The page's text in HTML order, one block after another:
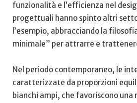
funzionalità e l’efficienza nel
progettuali hanno spinto altri
l’esempio, abbracciando la
minimale” per attrarre e
Nel periodo‍ contemporaneo, le
caratterizzate da proporzioni
bianchi ampi, che favoriscono una